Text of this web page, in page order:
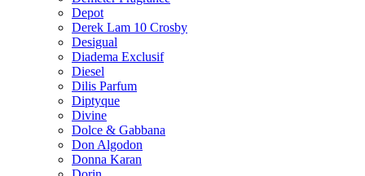
Depot
Derek Lam 10 Crosby
Desigual
Diadema Exclusif
Diesel
Dilis Parfum
Diptyque
Divine
Dolce & Gabbana
Don Algodon
Donna Karan